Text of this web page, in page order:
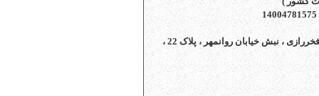
خیابان انقلاب ، روبروی درب اصلی دانشگاه تهران ، خیابان فخررازی ، نبش خیابان روانمهر ، پلاک 22 ،